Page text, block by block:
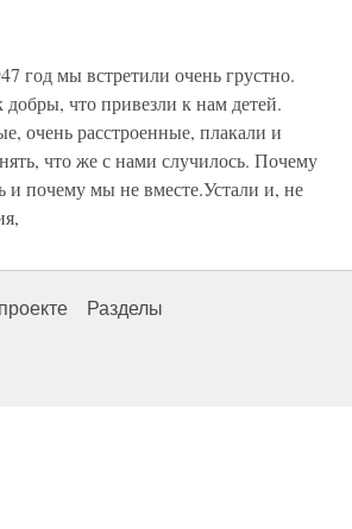
год мы встретили очень грустно.
что привезли к нам детей.
очень расстроенные, плакали и
что же с нами случилось. Почему
и почему мы не вместе.Устали и, не
Разделы